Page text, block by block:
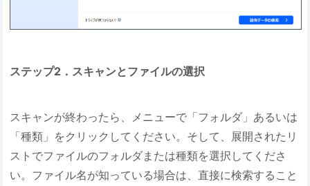
ステップ2．スキャンとファイルの選択
スキャンが終わったら、メニューで「フォルダ」あるいは
「種類」をクリックしてください。そして、展開されたリ
ストでファイルのフォルダまたは種類を選択してくださ
い。ファイル名が知っている場合は、直接に検索すること